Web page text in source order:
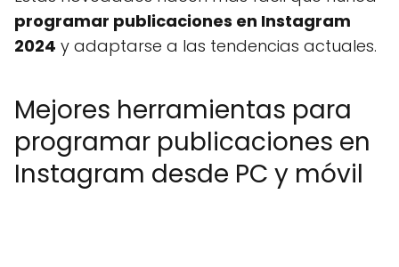
programar publicaciones en Instagram
2024 y adaptarse a las tendencias actuales.
Mejores herramientas para
programar publicaciones en
Instagram desde PC y móvil